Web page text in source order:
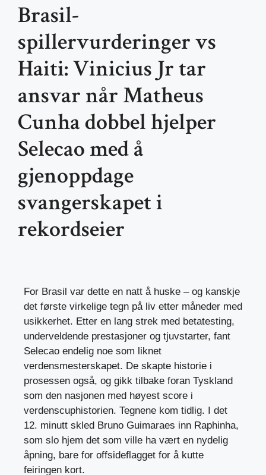
Brasil-
spillervurderinger vs
Haiti: Vinicius Jr tar
ansvar når Matheus
Cunha dobbel hjelper
Selecao med å
gjenoppdage
svangerskapet i
rekordseier
For Brasil var dette en natt å huske – og kanskje
det første virkelige tegn på liv etter måneder med
usikkerhet. Etter en lang strek med betatesting,
underveldende prestasjoner og tjuvstarter, fant
Selecao endelig noe som liknet
verdensmesterskapet. De skapte historie i
prosessen også, og gikk tilbake foran Tyskland
som den nasjonen med høyest score i
verdenscuphistorien. Tegnene kom tidlig. I det
12. minutt skled Bruno Guimaraes inn Raphinha,
som slo hjem det som ville ha vært en nydelig
åpning, bare for offsideflagget for å kutte
feiringen kort.